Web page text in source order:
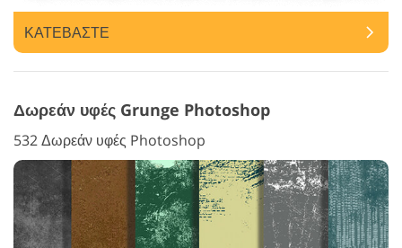
ΚΑΤΕΒΑΣΤΕ
Δωρεάν υφές Grunge Photoshop
532 Δωρεάν υφές Photoshop